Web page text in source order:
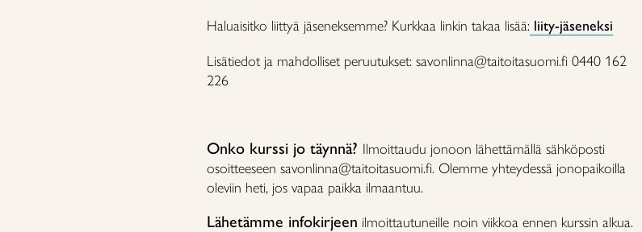
Haluaisitko liittyä jäseneksemme? Kurkkaa linkin takaa lisää: liity-jäseneksi
Lisätiedot ja mahdolliset peruutukset: savonlinna@taitoitasuomi.fi 0440 162
226
Onko kurssi jo täynnä? Ilmoittaudu jonoon lähettämällä sähköposti
osoitteeseen savonlinna@taitoitasuomi.fi. Olemme yhteydessä jonopaikoilla
oleviin heti, jos vapaa paikka ilmaantuu.
Lähetämme infokirjeen ilmoittautuneille noin viikkoa ennen kurssin alkua.